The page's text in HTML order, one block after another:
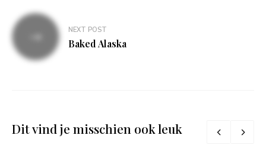
NEXT POST
Baked Alaska
Dit vind je misschien ook leuk